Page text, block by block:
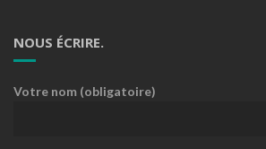
NOUS ÉCRIRE.
Votre nom (obligatoire)